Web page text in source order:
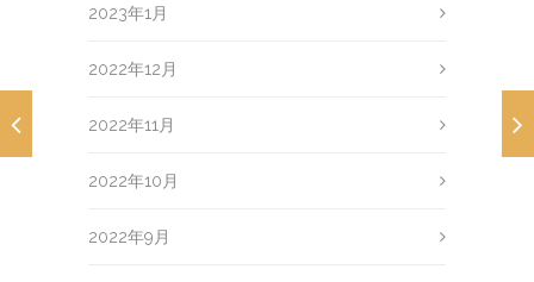
2023年1月
2022年12月
2022年11月
2022年10月
2022年9月